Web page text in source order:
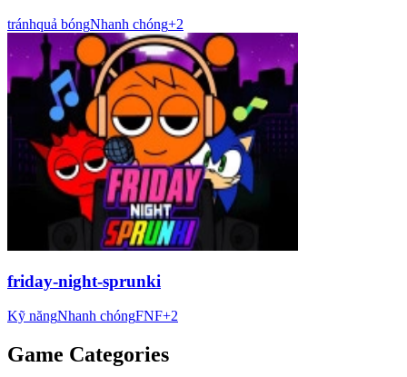
tránhquả bóngNhanh chóng+2
friday-night-sprunki
Kỹ năngNhanh chóngFNF+2
Game Categories